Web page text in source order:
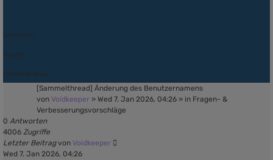
Antworten
Zugriffe
Letzter Beitrag
[Sammelthread] Änderung des Benutzernamens
von Voidkeeper » Wed 7. Jan 2026, 04:26 » in Fragen- &
Verbesserungsvorschläge
0 Antworten
4006 Zugriffe
Letzter Beitragvon Voidkeeper
Wed 7. Jan 2026, 04:26